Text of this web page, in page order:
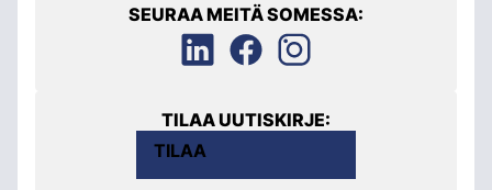
SEURAA MEITÄ SOMESSA:
TILAA UUTISKIRJE:
TILAA